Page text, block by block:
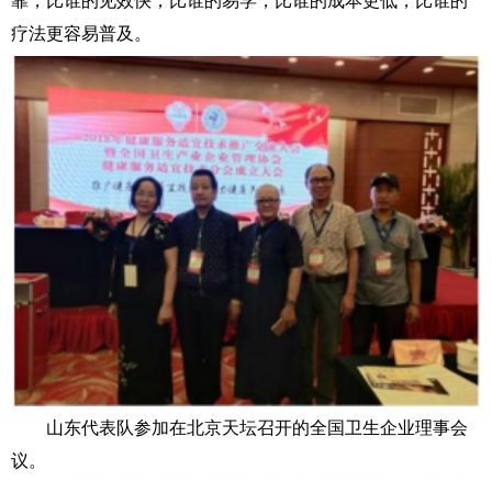
疗法更容易普及。
山东代表队参加在北京天坛召开的全国卫生企业理事会
议。